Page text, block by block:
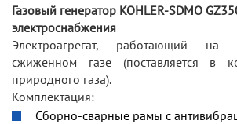
Газовый генератор KOHLER-SDMO
электроснабжения
Электроагрегат, работающий
сжиженном газе (поставляется в
природного газа).
Комплектация:
Сборно-сварные рамы с